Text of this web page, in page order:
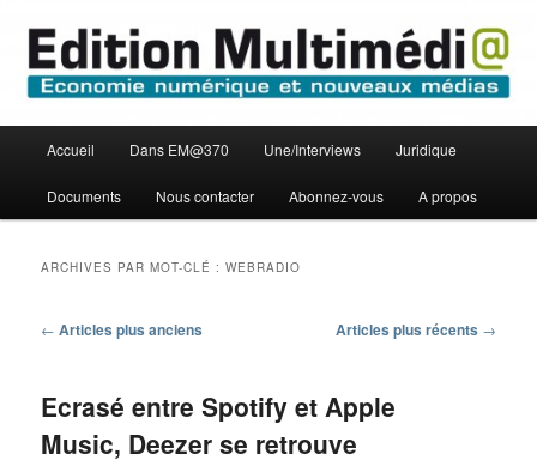
contenu
principal
contenu
secondaire
Edition Multimédi@
principal
Accueil Dans EM@370 Une/Interviews Juridique
Documents Nous contacter Abonnez-vous A propos
ARCHIVES PAR MOT-CLÉ :WEBRADIO
Navigation
← Articles plus anciens Articles plus récents →
Ecrasé entre Spotify et Apple
Music, Deezer se retrouve